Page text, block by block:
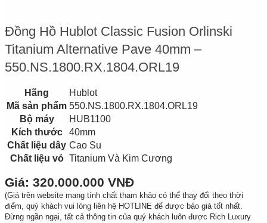
Đồng Hồ Hublot Classic Fusion Orlinski
Titanium Alternative Pave 40mm –
550.NS.1800.RX.1804.ORL19
Hãng
Hublot
Mã sản phẩm 550.NS.1800.RX.1804.ORL19
Bộ máy
HUB1100
Kích thước
40mm
Chất liệu dây Cao Su
Chất liệu vỏ Titanium Và Kim Cương
Giá: 320.000.000 VNĐ
(Giá trên website mang tính chất tham khảo có thể thay đổi theo thời
điểm, quý khách vui lòng liên hệ HOTLINE để được báo giá tốt nhất.
Đừng ngần ngại, tất cả thông tin của quý khách luôn được Rich Luxury